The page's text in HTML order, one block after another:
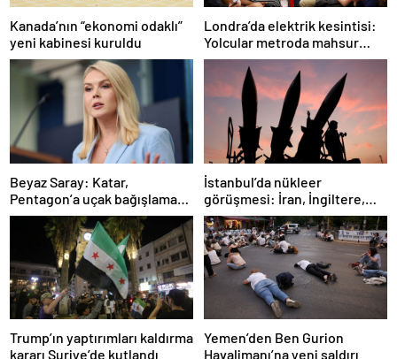
Kanada’nın “ekonomi odaklı”
yeni kabinesi kuruldu
Londra’da elektrik kesintisi:
Yolcular metroda mahsur
kaldı
Beyaz Saray: Katar,
Pentagon’a uçak bağışlamayı
teklif etti
İstanbul’da nükleer
görüşmesi: İran, İngiltere,
Fransa ve Almanya buluşacak
Trump’ın yaptırımları kaldırma
kararı Suriye’de kutlandı
Yemen’den Ben Gurion
Havalimanı’na yeni saldırı